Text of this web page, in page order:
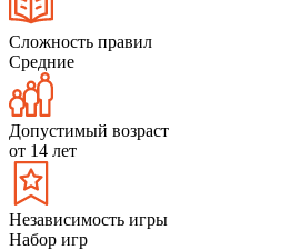
Сложность правил
Средние
Допустимый возраст
от 14 лет
Независимость игры
Набор игр